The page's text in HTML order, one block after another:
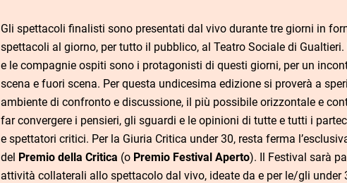
Gli spettacoli finalisti sono presentati dal vivo durante tre giorni in
spettacoli al giorno, per tutto il pubblico, al Teatro Sociale di Gualtieri.
e le compagnie ospiti sono i protagonisti di questi giorni, per un
scena e fuori scena. Per questa undicesima edizione si proverà a
ambiente di confronto e discussione, il più possibile orizzontale e
far convergere i pensieri, gli sguardi e le opinioni di tutte e tutti i
e spettatori critici. Per la Giuria Critica under 30, resta ferma
del Premio della Critica (o Premio Festival Aperto). Il Festival sarà
attività collaterali allo spettacolo dal vivo, ideate da e per le/gli under